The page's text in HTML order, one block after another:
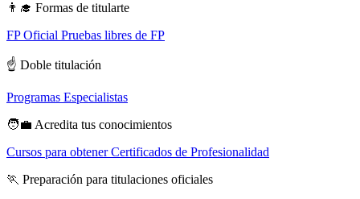
👨‍🎓 Formas de titularte
FP Oficial Pruebas libres de FP
☝️ Doble titulación
Programas Especialistas
🧑‍💼 Acredita tus conocimientos
Cursos para obtener Certificados de Profesionalidad
🏃 Preparación para titulaciones oficiales